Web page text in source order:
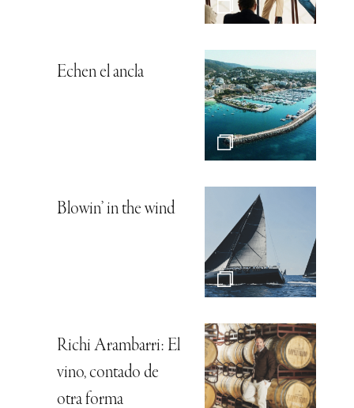
Echen el ancla
Blowin’ in the wind
Richi Arambarri: El
vino, contado de
otra forma